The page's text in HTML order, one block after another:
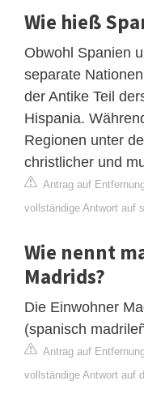
Wie hieß
Obwohl Spanien
separate
der Antike Teil
Hispania.
Regionen unter
christlicher und
Antrag auf
vollständige Antwort auf
Wie nennt
Madrids?
Die Einwohner
(spanisch
Antrag auf
vollständige Antwort auf